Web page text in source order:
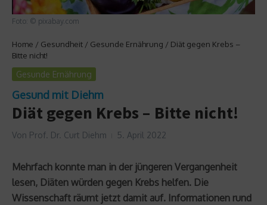
Foto: © pixabay.com
Home / Gesundheit / Gesunde Ernährung / Diät gegen Krebs –
Bitte nicht!
Gesunde Ernährung
Gesund mit Diehm
Diät gegen Krebs – Bitte nicht!
Von Prof. Dr. Curt Diehm 5. April 2022
Mehrfach konnte man in der jüngeren Vergangenheit
lesen, Diäten würden gegen Krebs helfen. Die
Wissenschaft räumt jetzt damit auf. Informationen rund